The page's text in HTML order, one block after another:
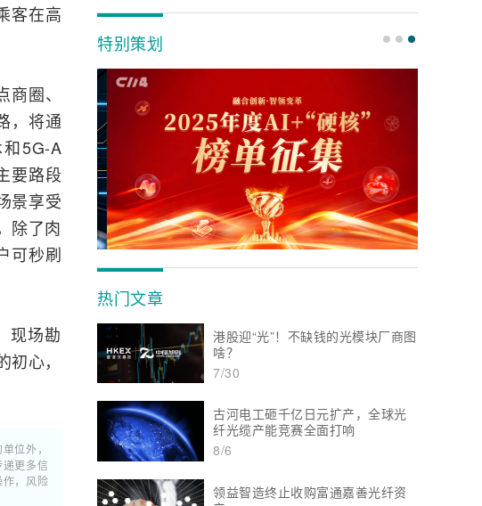
客在高
圈、
，将通
5G-A
要路段
景享受
除了肉
可秒刷
现场勘
心，
位外，
更多信
，风险
特别策划
热门文章
港股迎“光”！不缺钱的光模块厂商图
啥？
7/30
古河电工砸千亿日元扩产，全球光
纤光缆产能竞赛全面打响
8/6
领益智造终止收购富通嘉善光纤资